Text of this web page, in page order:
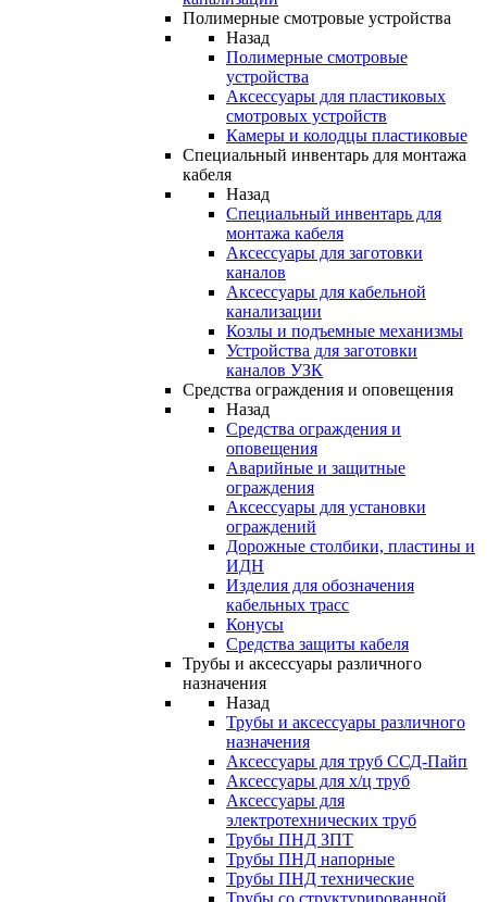
Полимерные смотровые устройства
Назад
Полимерные смотровые
устройства
Аксессуары для пластиковых
смотровых устройств
Камеры и колодцы пластиковые
Специальный инвентарь для монтажа
кабеля
Назад
Специальный инвентарь для
монтажа кабеля
Аксессуары для заготовки
каналов
Аксессуары для кабельной
канализации
Козлы и подъемные механизмы
Устройства для заготовки
каналов УЗК
Средства ограждения и оповещения
Назад
Средства ограждения и
оповещения
Аварийные и защитные
ограждения
Аксессуары для установки
ограждений
Дорожные столбики, пластины и
ИДН
Изделия для обозначения
кабельных трасс
Конусы
Средства защиты кабеля
Трубы и аксессуары различного
назначения
Назад
Трубы и аксессуары различного
назначения
Аксессуары для труб ССД-Пайп
Аксессуары для х/ц труб
Аксессуары для
электротехнических труб
Трубы ПНД ЗПТ
Трубы ПНД напорные
Трубы ПНД технические
Трубы со структурированной